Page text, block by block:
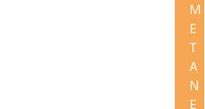
M
E
T
A
N
E